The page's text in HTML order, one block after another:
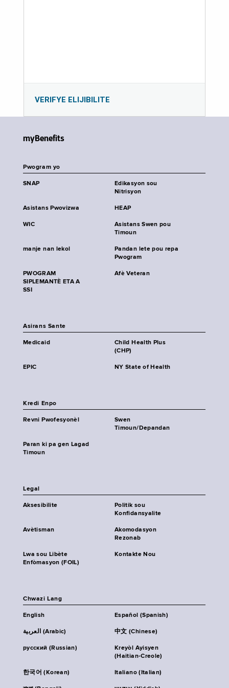
VERIFYE ELIJIBILITE
myBenefits
Pwogram yo
SNAP
Edikasyon sou
Nitrisyon
Asistans Pwovizwa HEAP
WIC
Asistans Swen pou
Timoun
manje nan lekol
Pandan lete pou repa
Pwogram
PWOGRAM
SIPLEMANTÈ ETA A
SSI
Afè Veteran
Asirans Sante
Medicaid
Child Health Plus
(CHP)
EPIC NY State of Health
Kredi Enpo
Revni Pwofesyonèl
Swen
Timoun/Depandan
Paran ki pa gen Lagad
Timoun
Legal
Aksesibilite
Politik sou
Konfidansyalite
Avètisman
Akomodasyon
Rezonab
Lwa sou Libète
Enfòmasyon (FOIL)
Kontakte Nou
Chwazi Lang
English Español (Spanish)
العربية (Arabic) 中文 (Chinese)
русский (Russian)
Kreyòl Ayisyen
(Haitian-Creole)
한국어 (Korean) Italiano (Italian)